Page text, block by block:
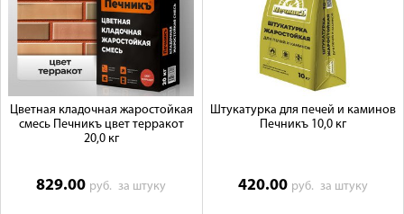
Цветная кладочная жаростойкая
смесь Печникъ цвет терракот
20,0 кг
829.00 руб.за штуку
Штукатурка для печей и каминов
Печникъ 10,0 кг
420.00 руб. за штуку